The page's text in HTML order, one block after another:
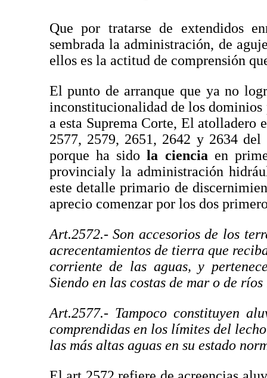
Que por tratarse de extendidos
sembrada la administración, de
ellos es la actitud de comprensión
El punto de arranque que ya no
inconstitucionalidad de los dominios
a esta Suprema Corte, El atolladero
2577, 2579, 2651, 2642 y 2634
porque ha sidola ciencia en
provincialy la administración
este detalle primario de
aprecio comenzar por los dos
Art.2572.- Son accesorios de los
acrecentamientos de tierra que
corriente de las aguas, y
Siendo en las costas de mar o de
Art.2577.- Tampoco constituyen
comprendidas en los límites del
las más altas aguas en su estado